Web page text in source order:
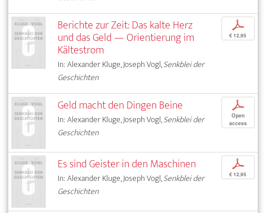
Berichte zur Zeit: Das kalte Herz
und das Geld — Orientierung im
Kältestrom
In: Alexander Kluge, Joseph Vogl,Senkblei der
Geschichten
p
€ 12,95
Geld macht den Dingen Beine
In: Alexander Kluge, Joseph Vogl,Senkblei der
Geschichten
p
Open
access
Es sind Geister in den Maschinen
In: Alexander Kluge, Joseph Vogl,Senkblei der
Geschichten
p
€ 12,95